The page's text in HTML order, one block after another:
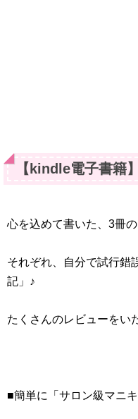
【kindle電子書籍
心を込めて書いた、3冊の
それぞれ、自分で試行錯
記」♪
たくさんのレビューをい
■簡単に「サロン級マニ